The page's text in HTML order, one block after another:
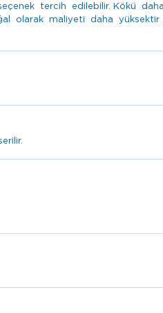
tercih edilebilir. Kökü
maliyeti daha yüksektir .